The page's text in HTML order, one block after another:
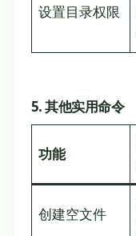
设置目录权限
5. 其他实用命令
功能
创建空文件